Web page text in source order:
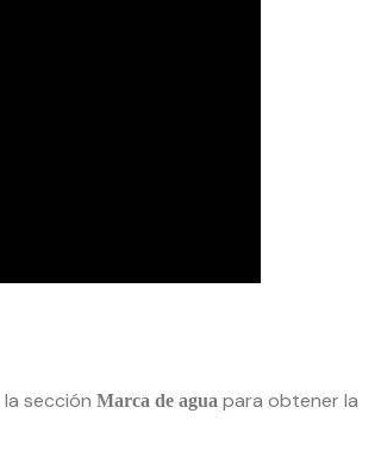
la secciónMarca de aguapara obtener la